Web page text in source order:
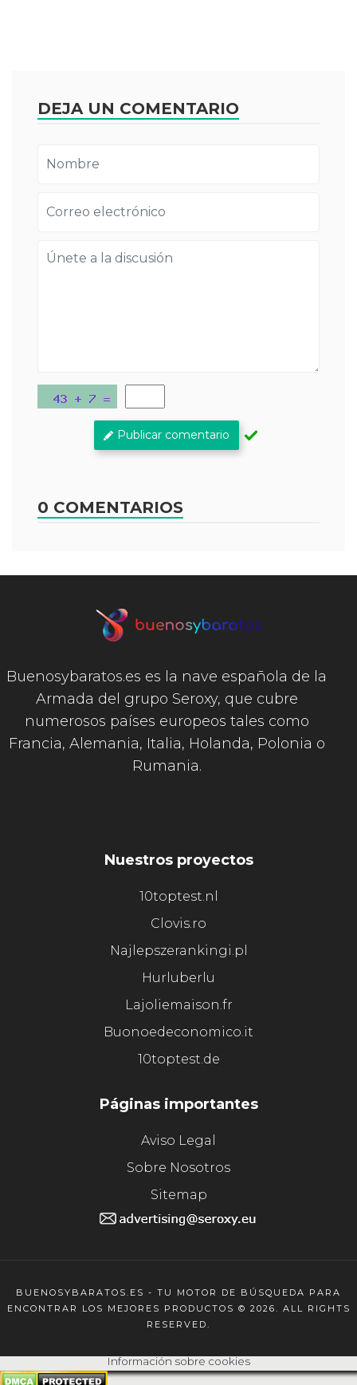
DEJA UN COMENTARIO
Publicar comentario
0 COMENTARIOS
Buenosybaratos.es es la nave española de la
Armada del grupo Seroxy, que cubre
numerosos países europeos tales como
Francia, Alemania, Italia, Holanda, Polonia o
Rumania.
Nuestros proyectos
10toptest.nl
Clovis.ro
Najlepszerankingi.pl
Hurluberlu
Lajoliemaison.fr
Buonoedeconomico.it
10toptest.de
Páginas importantes
Aviso Legal
Sobre Nosotros
Sitemap
BUENOSYBARATOS.ES - TU MOTOR DE BÚSQUEDA PARA
ENCONTRAR LOS MEJORES PRODUCTOS © 2026. ALL RIGHTS
RESERVED.
Información sobre cookies